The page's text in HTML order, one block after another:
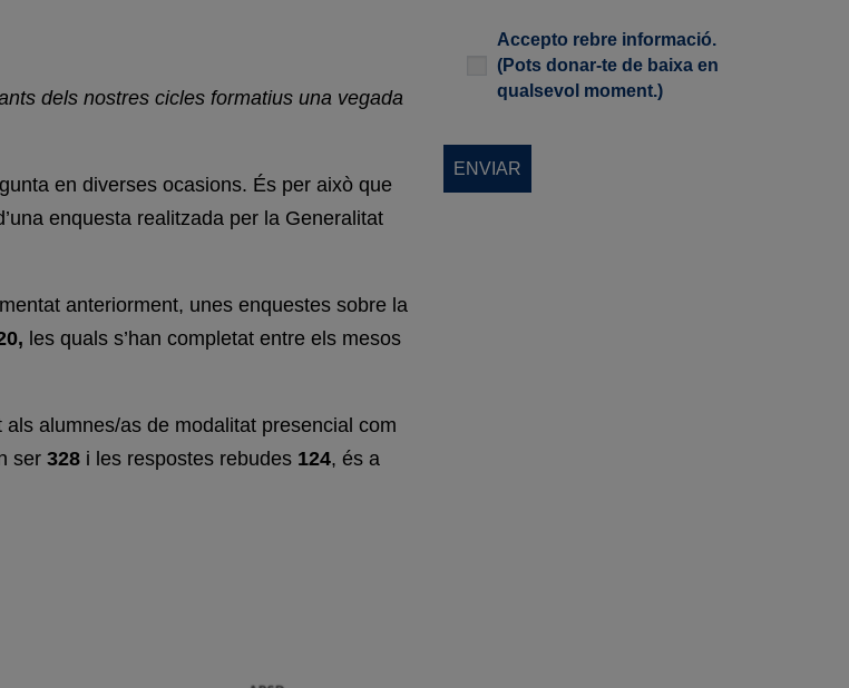
dels nostres cicles formatius una vegada
en diverses ocasions. És per això que
enquesta realitzada per la Generalitat
anteriorment, unes enquestes sobre la
les quals s’han completat entre els mesos
alumnes/as de modalitat presencial com
ser 328 i les respostes rebudes 124, és a
NewsletterAccepto rebre informació.
(Pots donar-te de baixa en
qualsevol moment.)